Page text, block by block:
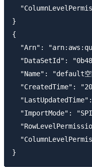
}
{
"Arn":
"DataSetId":
"Name": "default空
"CreatedTime":
"ImportMode":